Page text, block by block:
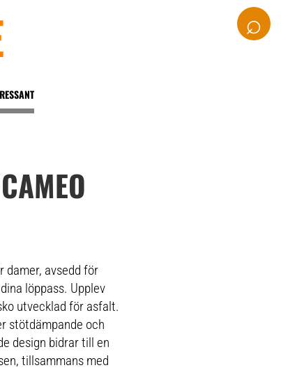
⌕
damer, avsedd för
löppass. Upplev
utvecklad för asfalt.
stötdämpande och
design bidrar till en
tillsammans med